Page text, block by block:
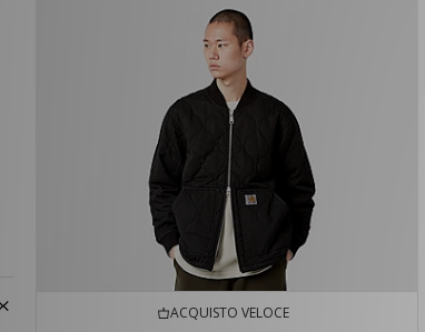
ACQUISTO VELOCE